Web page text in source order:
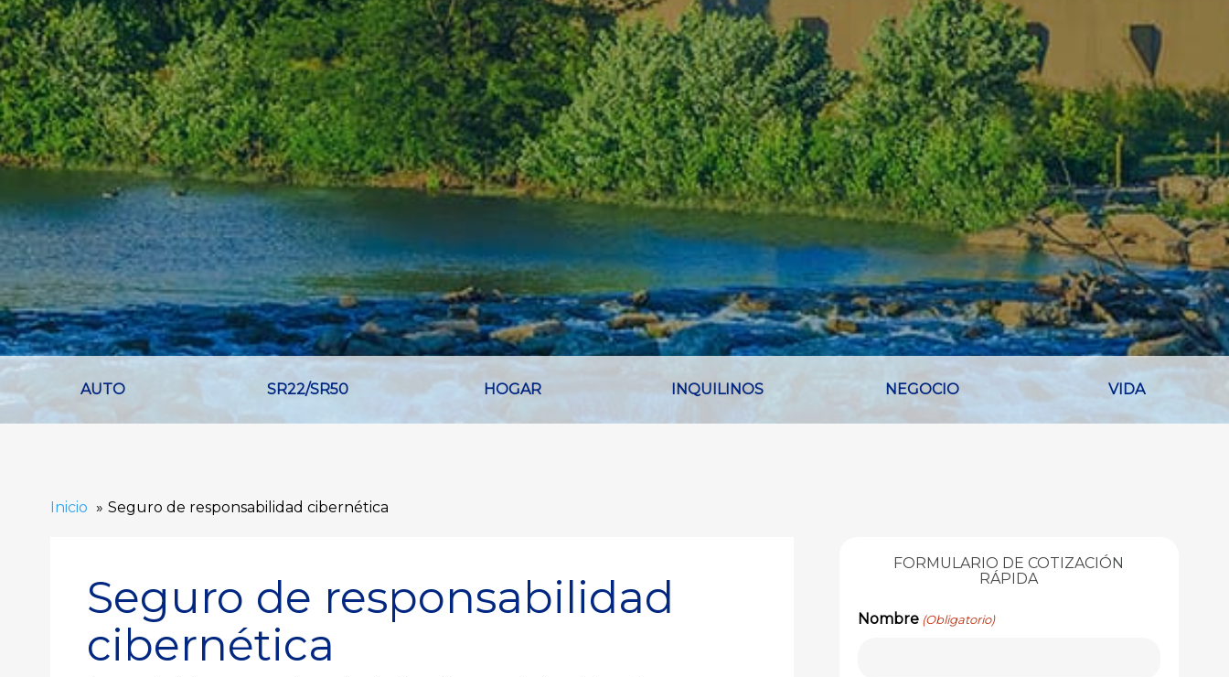
AUTO SR22/SR50 HOGAR INQUILINOS NEGOCIO VIDA
Inicio Seguro de responsabilidad cibernética
Seguro de responsabilidad
cibernética
FORMULARIO DE COTIZACIÓN
RÁPIDA
Nombre (Obligatorio)